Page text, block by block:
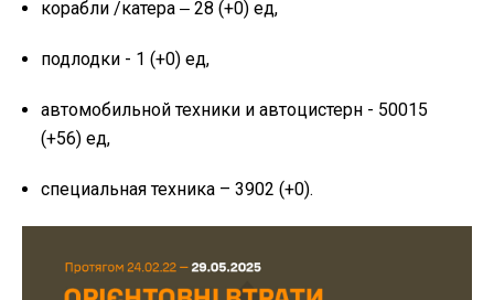
корабли /катера ‒ 28 (+0) ед,
подлодки - 1 (+0) ед,
автомобильной техники и автоцистерн - 50015
(+56) ед,
специальная техника – 3902 (+0).